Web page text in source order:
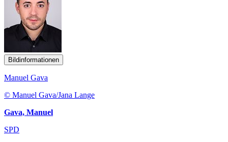
Bildinformationen
Manuel Gava
© Manuel Gava/Jana Lange
Gava, Manuel
SPD